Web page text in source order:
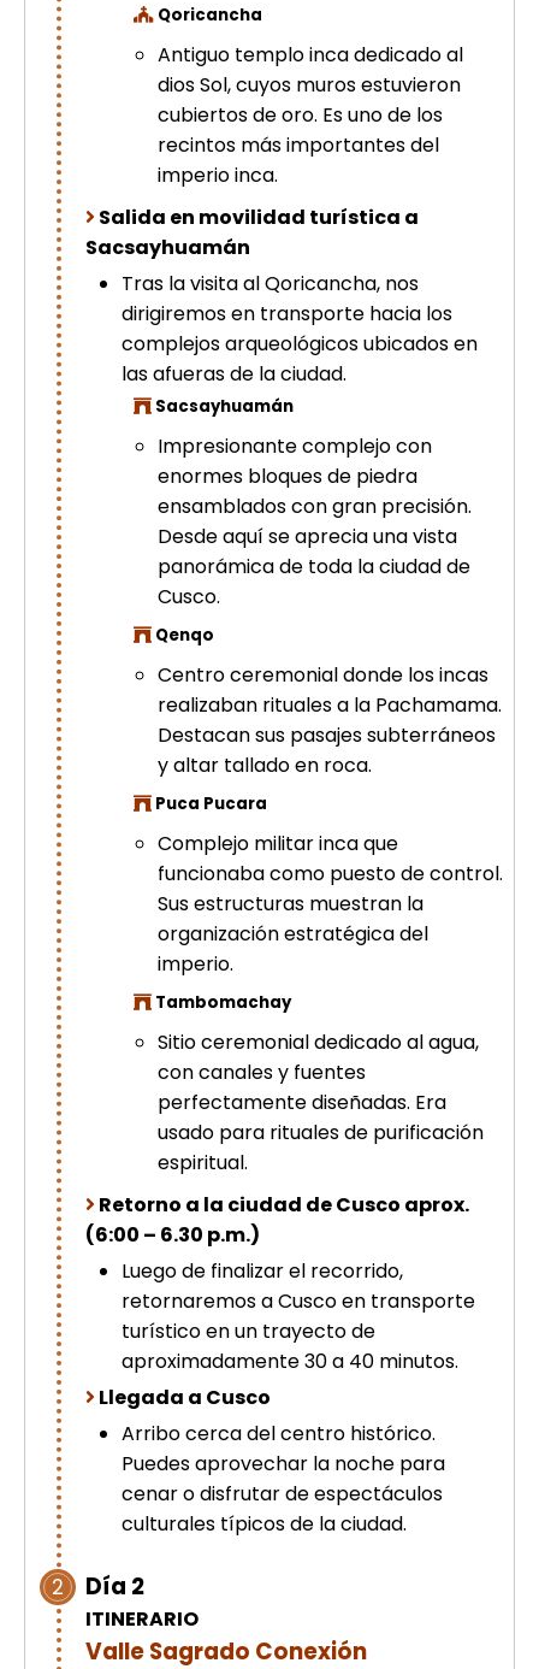
Qoricancha
Antiguo templo inca dedicado al
dios Sol, cuyos muros estuvieron
cubiertos de oro. Es uno de los
recintos más importantes del
imperio inca.
Salida en movilidad turística a
Sacsayhuamán
Tras la visita al Qoricancha, nos
dirigiremos en transporte hacia los
complejos arqueológicos ubicados en
las afueras de la ciudad.
Sacsayhuamán
Impresionante complejo con
enormes bloques de piedra
ensamblados con gran precisión.
Desde aquí se aprecia una vista
panorámica de toda la ciudad de
Cusco.
Qenqo
Centro ceremonial donde los incas
realizaban rituales a la Pachamama.
Destacan sus pasajes subterráneos
y altar tallado en roca.
Puca Pucara
Complejo militar inca que
funcionaba como puesto de control.
Sus estructuras muestran la
organización estratégica del
imperio.
Tambomachay
Sitio ceremonial dedicado al agua,
con canales y fuentes
perfectamente diseñadas. Era
usado para rituales de purificación
espiritual.
Retorno a la ciudad de Cusco aprox.
(6:00 – 6.30 p.m.)
Luego de finalizar el recorrido,
retornaremos a Cusco en transporte
turístico en un trayecto de
aproximadamente 30 a 40 minutos.
Llegada a Cusco
Arribo cerca del centro histórico.
Puedes aprovechar la noche para
cenar o disfrutar de espectáculos
culturales típicos de la ciudad.
2 Día 2
ITINERARIO
Valle Sagrado Conexión